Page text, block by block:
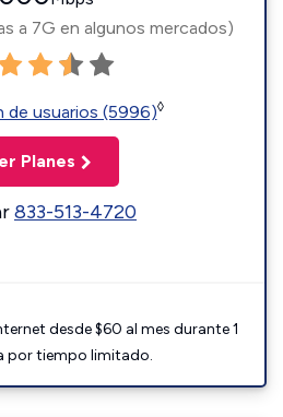
a 7G en algunos mercados)
de usuarios (5996)◊
Planes
833-513-4720
desde $60 al mes durante 1
por tiempo limitado.